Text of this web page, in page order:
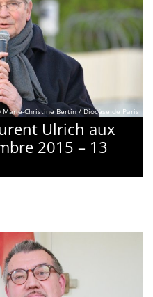
Marie-Christine Bertin / Diocèse de Paris
Ulrich aux
2015 – 13